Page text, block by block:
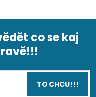
co se kaj
TO CHCU!!!